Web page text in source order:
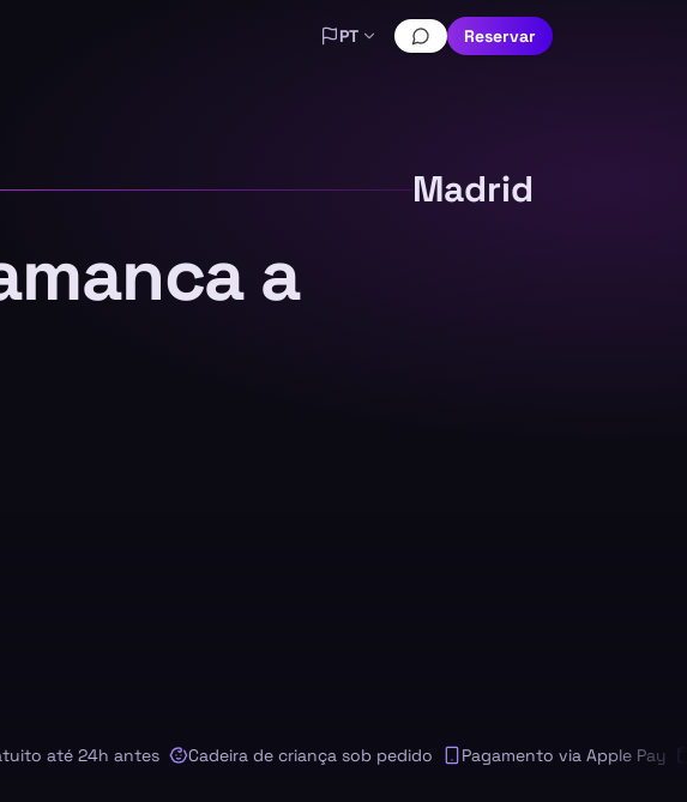
PT Reservar
Madrid
a
até 24h antes Cadeira de criança sob pedido Pagamento via Apple Pay